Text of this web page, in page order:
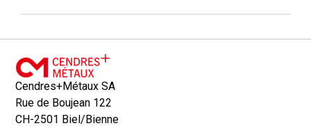
Cendres+Métaux SA
Rue de Boujean 122
CH-2501 Biel/Bienne